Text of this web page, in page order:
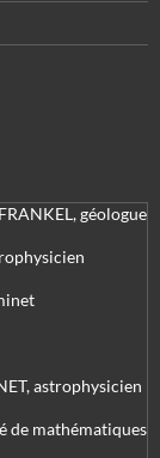
géologue
astrophysicien
de mathématiques